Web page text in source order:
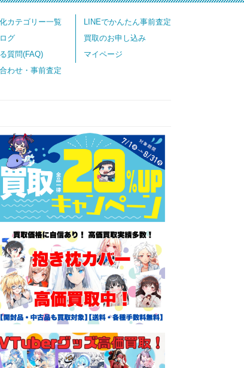
カテゴリー一覧
グ
質問(FAQ)
わせ・事前査定
LINEでかんたん事前査定
買取のお申し込み
マイページ